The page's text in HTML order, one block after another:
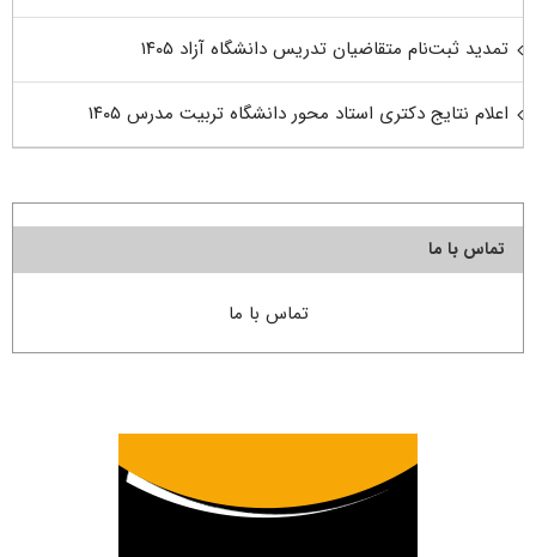
تمدید ثبت‌نام متقاضیان تدریس دانشگاه آزاد ۱۴۰۵
اعلام نتایج دکتری استاد محور دانشگاه تربیت مدرس ۱۴۰۵
تماس با ما
تماس با ما